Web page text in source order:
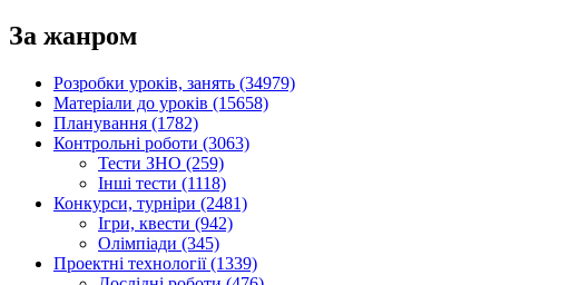
За жанром
Розробки уроків, занять (34979)
Матеріали до уроків (15658)
Планування (1782)
Контрольні роботи (3063)
Тести ЗНО (259)
Інші тести (1118)
Конкурси, турніри (2481)
Ігри, квести (942)
Олімпіади (345)
Проектні технології (1339)